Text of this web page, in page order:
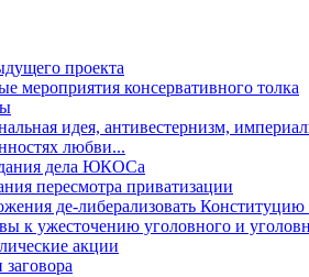
проекта
мероприятия консервативного толка
идея, антивестернизм,
любви...
дела ЮКОСа
пересмотра приватизации
де-либерализовать
к ужесточению уголовного и
акции